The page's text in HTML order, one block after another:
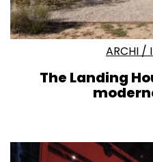
ARCHI /
The Landing